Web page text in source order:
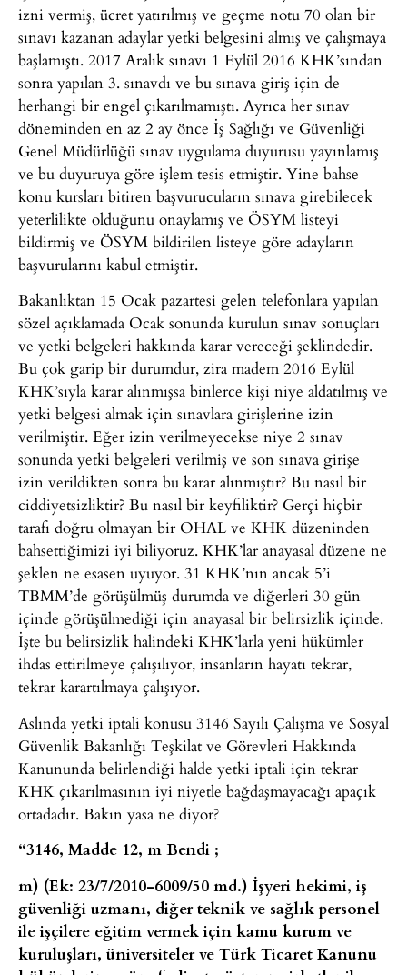
izni vermiş, ücret yatırılmış ve geçme notu 70 olan bir
sınavı kazanan adaylar yetki belgesini almış ve çalışmaya
başlamıştı. 2017 Aralık sınavı 1 Eylül 2016 KHK’sından
sonra yapılan 3. sınavdı ve bu sınava giriş için de
herhangi bir engel çıkarılmamıştı. Ayrıca her sınav
döneminden en az 2 ay önce İş Sağlığı ve Güvenliği
Genel Müdürlüğü sınav uygulama duyurusu yayınlamış
ve bu duyuruya göre işlem tesis etmiştir. Yine bahse
konu kursları bitiren başvurucuların sınava girebilecek
yeterlilikte olduğunu onaylamış ve ÖSYM listeyi
bildirmiş ve ÖSYM bildirilen listeye göre adayların
başvurularını kabul etmiştir.
Bakanlıktan 15 Ocak pazartesi gelen telefonlara yapılan
sözel açıklamada Ocak sonunda kurulun sınav sonuçları
ve yetki belgeleri hakkında karar vereceği şeklindedir.
Bu çok garip bir durumdur, zira madem 2016 Eylül
KHK’sıyla karar alınmışsa binlerce kişi niye aldatılmış ve
yetki belgesi almak için sınavlara girişlerine izin
verilmiştir. Eğer izin verilmeyecekse niye 2 sınav
sonunda yetki belgeleri verilmiş ve son sınava girişe
izin verildikten sonra bu karar alınmıştır? Bu nasıl bir
ciddiyetsizliktir? Bu nasıl bir keyfiliktir? Gerçi hiçbir
tarafı doğru olmayan bir OHAL ve KHK düzeninden
bahsettiğimizi iyi biliyoruz. KHK’lar anayasal düzene ne
şeklen ne esasen uyuyor. 31 KHK’nın ancak 5’i
TBMM’de görüşülmüş durumda ve diğerleri 30 gün
içinde görüşülmediği için anayasal bir belirsizlik içinde.
İşte bu belirsizlik halindeki KHK’larla yeni hükümler
ihdas ettirilmeye çalışılıyor, insanların hayatı tekrar,
tekrar karartılmaya çalışıyor.
Aslında yetki iptali konusu 3146 Sayılı Çalışma ve Sosyal
Güvenlik Bakanlığı Teşkilat ve Görevleri Hakkında
Kanununda belirlendiği halde yetki iptali için tekrar
KHK çıkarılmasının iyi niyetle bağdaşmayacağı apaçık
ortadadır. Bakın yasa ne diyor?
“3146, Madde 12, m Bendi ;
m) (Ek: 23/7/2010-6009/50 md.) İşyeri hekimi, iş
güvenliği uzmanı, diğer teknik ve sağlık personel
ile işçilere eğitim vermek için kamu kurum ve
kuruluşları, üniversiteler ve Türk Ticaret Kanunu